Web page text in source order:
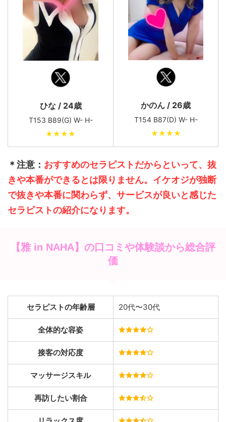
ひな / 24歳
T153 B89(G) W- H-
★★★★
かのん / 26歳
T154 B87(D) W- H-
★★★★
＊注意： おすすめのセラピストだからといって、抜
きや本番ができるとは限りません。イケオジが独断
で抜きや本番に関わらず、サービスが良いと感じた
セラピストの紹介になります。
【雅 in NAHA】の口コミや体験談から総合評
価
セラピストの年齢層 20代〜30代
全体的な容姿
接客の対応度
マッサージスキル
再訪したい割合